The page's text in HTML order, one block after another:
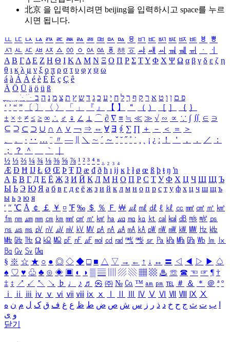
北京 을 입력하시려면 beijing을 입력하시고 space를 누르
시면 됩니다.
ㅥ ㅦ ㅧ ㅨ ㅩ ㅪ ㅫ ㅬ ㅭ ㅮ ㅯ ㅰ ㅱ ㅲ ㅳ ㅴ ㅵ ㅶ ㅷ ㅸ
ㅹ
ㅺ ㅻ ㅼ ㅽ ㅾ ㅿ ㆀ ㆁ ㆂ ㆃ ㆄ ㆅ ㆆ ㆇ ㆈ ㆉ ㆊ ㆋ ㆌ ㆍ
ㆎ
Α Β ΓΔ Ε Ζ Η Θ Ι ΚΛ Μ Ν Ξ Ο Π Ρ Σ ΤΥ Φ Χ Ψ Ω α β γ δ ε ζ η
θ ι κ λ μ ν ξ ο π ρ σ τ υ φ χ ψ ω
á à Á À é è É È ç Ç ê
Ä Ö Ü ä ö ü ß
ִֶֹ ֻּ ׁׂ פ ם ן ו ט א ר ק ף ך ל ח י ע כ ג ד ש ץ ת צ מ נ ה ב
‘ ’ “ ” 〔 〕 〈 〉 「 」 『 』 【 】 ＂ （ ） ［ ］ ｛ ｝
± × ÷ ≠ ≤ ≥ ∞ ∴ ♂ ♀ ∠ ⊥ ⌒ ∂ ∇ ≡ ≒ ≪ ≫ √ ∽ ∝ ∵ ∫ ∬ ∈ ∋
⊆ ⊇ ⊂ ⊃ ∪ ∩ ∧ ∨ ￢ ⇒ ⇔ ∀ ∃ ∮ ∑ ∏ ＋ － ＜ ＝
＞
、
。 · ‥ … ¨ 〃 ― ＼ ∼ ´ ～ ˇ ˘ ˝ ˚ ˙ ¸ ¡ ¿ ː ！ ＇ ， ． ／
：
；
？ ＾ ｀
½ ⅓ ⅔ ¼ ¾ ⅛ ⅜ ⅝ ⅞ ¹ ² ³ ⁴ ⁿ ₁ ₂ ₃ ₄
Æ Ð Ħ Ĳ Ł Ø Œ Þ Ŧ Ŋ æ đ ð ħ ı ĳ ĸ ŀ ł ø œ ß þ ŧ ŋ ŉ
А Б В Г Д Е Ё Ж З И Й К Л М Н О П Р С Т У Ф Х Ц Ч Ш Щ Ъ
Ы Ь Э Ю Я а б в г д е ё ж з и й к л м н о п р с т у ф х ц ч ш щ ъ
ы ь э ю я
′ ″ ℃ Å ￠ ￡ ￥ ¤ ℉ ‰ ＄ ％ Ｆ ￦ ㎕ ㎖ ㎗ ℓ ㎘ ㏄ ㎣ ㎤ ㎥ ㎦
㎙ ㎚ ㎛ ㎜ ㎝ ㎞ ㎟ ㎠ ㎡ ㎢ ㏊ ㎍ ㎎ ㎏ ㏏ ㎈ ㎉ ㏈ ㎧ ㎨ ㎰
㎱ ㎲ ㎳ ㎴ ㎵ ㎶ ㎷ ㎸ ㎹ ㎀ ㎁ ㎂ ㎃ ㎄ ㎺ ㎻ ㎽ ㎾ ㎿ ㎐ ㎑
㎒ ㎓ ㎔ Ω ㏀ ㏁ ㎊ ㎋ ㎌ ㏖ ㏅ ㎭ ㎮ ㎯ ㏛ ㎩ ㎪ ㎫ ㎬ ㏝ ㏐
㏓
㏃ ㏉ ㏜ ㏆
§ ※ ☆ ★ ○ ● ◎ ◇ ◆ □ ■ △ ▽ → ← ↑ ↓ ↔ 〓 ◁ ◀ ▷ ▶ ♤
♠ ♡ ♥ ♧ ♣ ⊙ ◈ ▣ ◐ ◑ ▒ ▤ ▨ ▧ ▦ ▩ ♨ ☏ ☎ ☜ ☞ ¶ †
‡ ↕ ↗ ↙ ↖ ↘ ♭ ♩ ♪ ♬ ㉿ ㈜ № ㏇ ™ ㏂ ㏘ ℡ ＃ ＆ ＊ ＠ ª º
ⅰ
ⅱ ⅲ ⅳ ⅴ ⅵ ⅶ ⅷ ⅸ ⅹ Ⅳ Ⅴ Ⅵ Ⅶ Ⅷ Ⅸ Ⅹ
ب ت ث ج ح خ د ذ ر ز س ش ص ض ط ظ ع غ ف ق ک ل م ن ه
و ی
닫기